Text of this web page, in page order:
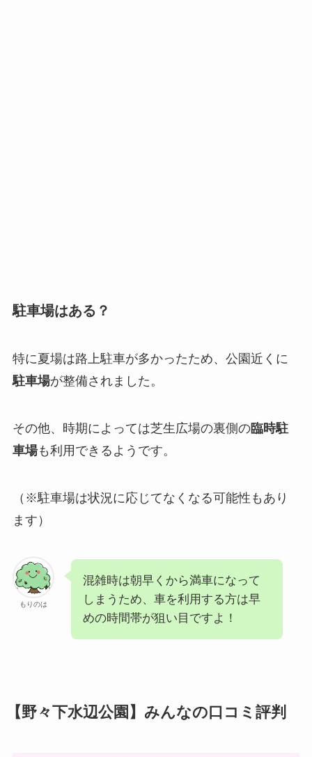
駐車場はある？
特に夏場は路上駐車が多かったため、公園近くに
駐車場が整備されました。
その他、時期によっては芝生広場の裏側の臨時駐
車場も利用できるようです。
（※駐車場は状況に応じてなくなる可能性もあり
ます）
もりのは
混雑時は朝早くから満車になって
しまうため、車を利用する方は早
めの時間帯が狙い目ですよ！
【野々下水辺公園】みんなの口コミ評判